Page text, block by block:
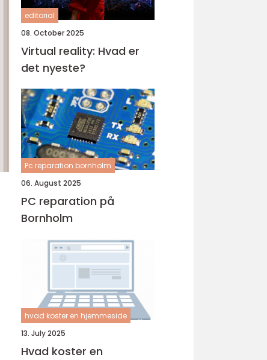
editorial
08. October 2025
Virtual reality: Hvad er
det nyeste?
Pc reparation bornholm
06. August 2025
PC reparation på
Bornholm
hvad koster en hjemmeside
13. July 2025
Hvad koster en